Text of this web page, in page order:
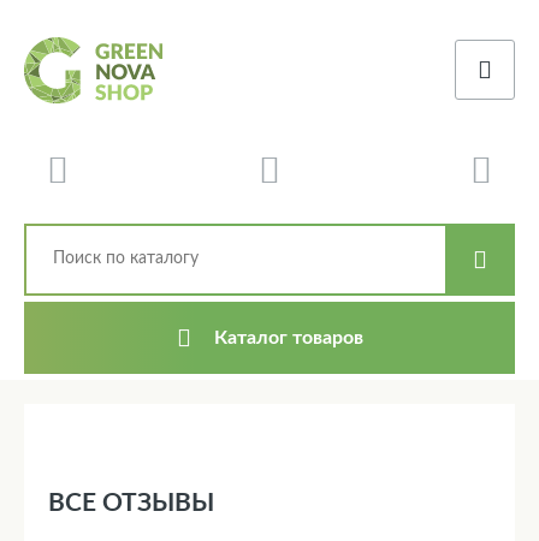
Каталог товаров
ВСЕ ОТЗЫВЫ